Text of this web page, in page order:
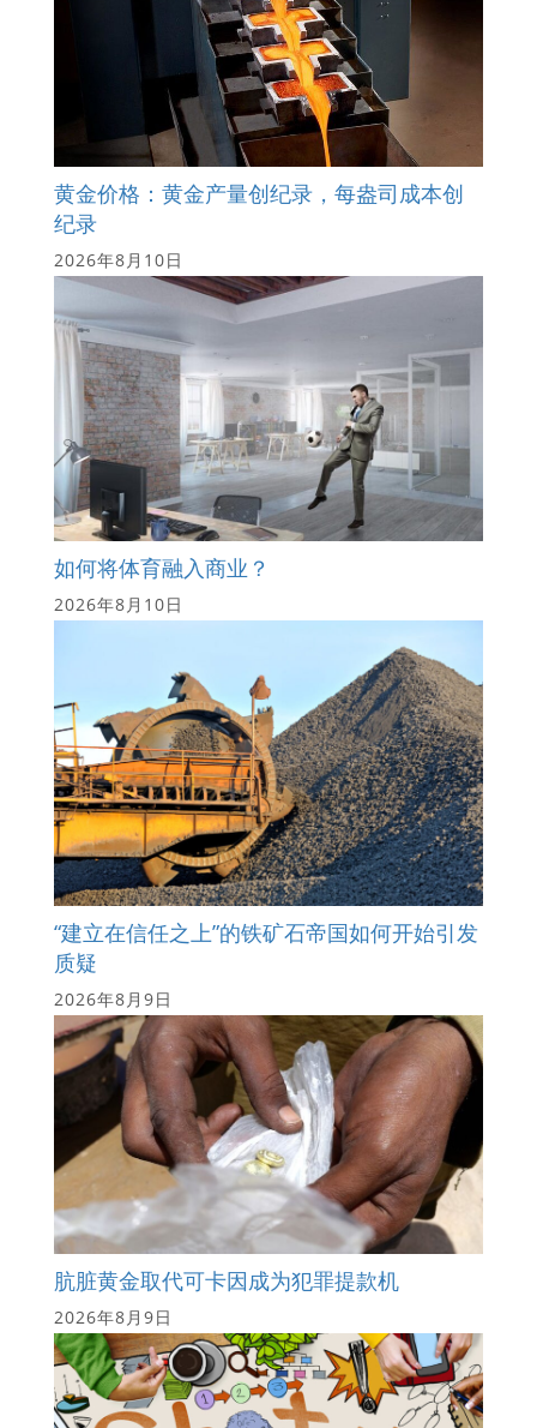
黄金价格：黄金产量创纪录，每盎司成本创
纪录
2026年8月10日
如何将体育融入商业？
2026年8月10日
“建立在信任之上”的铁矿石帝国如何开始引发
质疑
2026年8月9日
肮脏黄金取代可卡因成为犯罪提款机
2026年8月9日